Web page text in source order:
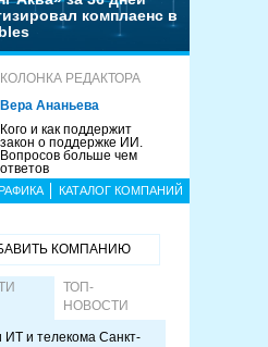
комплаенс в
КОЛОНКА РЕДАКТОРА
Вера Ананьева
Кого и как поддержит
закон о поддержке ИИ.
Вопросов больше чем
ответов
КАТАЛОГ КОМПАНИЙ
КОМПАНИЮ
ТОП-
НОВОСТИ
ИТ и телекома Санкт-